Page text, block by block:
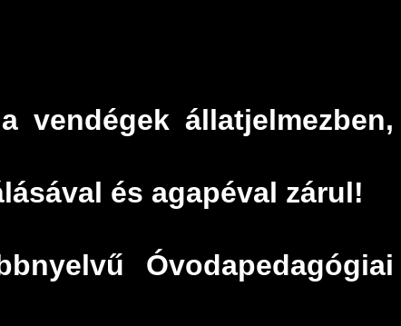
vendégek állatjelmezben,
és agapéval zárul!
Óvodapedagógiai